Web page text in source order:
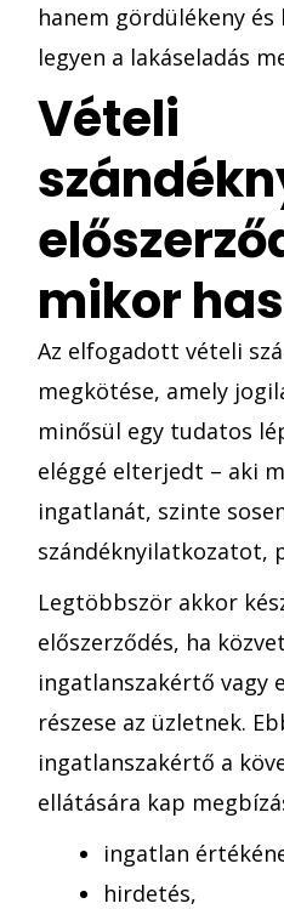
hanem gördülékeny
legyen a lakáseladás
Vételi
mikor
Az elfogadott vételi
megkötése, amely
minősül egy tudatos
eléggé elterjedt – aki
ingatlanát, szinte
szándéknyilatkozatot,
Legtöbbször akkor
előszerződés, ha
ingatlanszakértő vagy
részese az üzletnek.
ingatlanszakértő a
ellátására kap
ingatlan
hirdetés,